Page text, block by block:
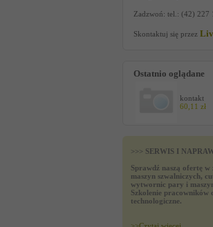
Zadzwoń: tel.: (42) 227
Skontaktuj się przez
Ostatnio oglądane
kontakt
60,11 zł
>>> SERWIS I
Sprawdź naszą ofertę
maszyn szwalniczych,
wytwornic pary i
Szkolenie pracowników
technologiczne.